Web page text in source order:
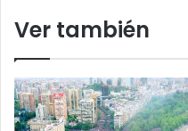
Gobierno
Estados
Unidos
frente
a
Ver también